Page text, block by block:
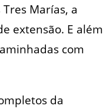
Marías, a
extensão. E além
com
da